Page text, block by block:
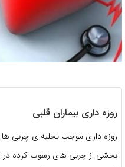
روزه داری بیماران قلبی
روزه داری موجب تخلیه ی چربی
بخشی از چربی های رسوب کرده در